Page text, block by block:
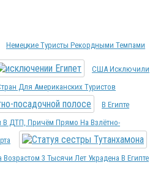
Немецкие Туристы Рекордными Темпами
США Исключили
Для Американских Туристов
В Египте
В ДТП, Причём Прямо На Взлётно-
Возрастом 3 Тысячи Лет Украдена В Египте